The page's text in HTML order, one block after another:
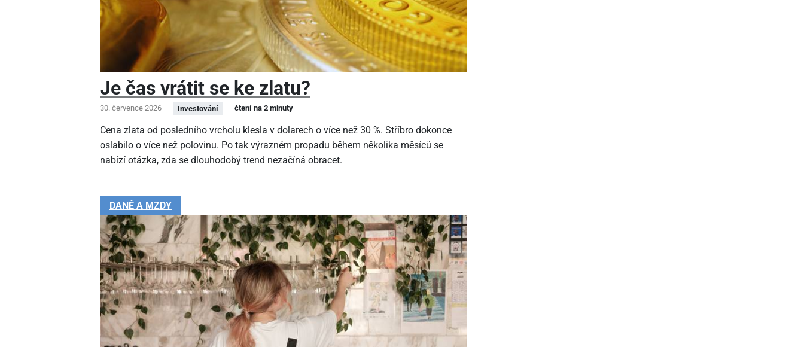
Je čas vrátit se ke zlatu?
30. července 2026 Investování čtení na 2 minuty
Cena zlata od posledního vrcholu klesla v dolarech o více než 30 %. Stříbro dokonce
oslabilo o více než polovinu. Po tak výrazném propadu během několika měsíců se
nabízí otázka, zda se dlouhodobý trend nezačíná obracet.
DANĚ A MZDY